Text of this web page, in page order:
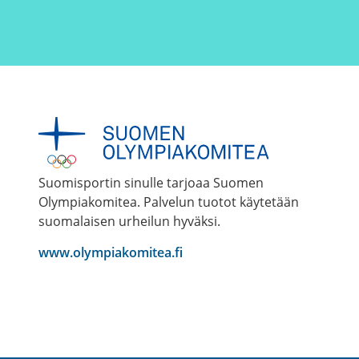
Suomisportin sinulle tarjoaa Suomen
Olympiakomitea. Palvelun tuotot käytetään
suomalaisen urheilun hyväksi.
www.olympiakomitea.fi